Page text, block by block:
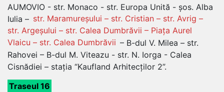
AUMOVIO - str. Monaco - str. Europa Unită - șos. Alba
Iulia – str. Maramureșului – str. Cristian – str. Avrig –
str. Argeșului – str. Calea Dumbrăvii – Piața Aurel
Vlaicu – str. Calea Dumbrăvii – B-dul V. Milea – str.
Rahovei – B-dul M. Viteazu - str. N. Iorga - Calea
Cisnădiei – stația “Kaufland Arhitecților 2”.
Traseul 16